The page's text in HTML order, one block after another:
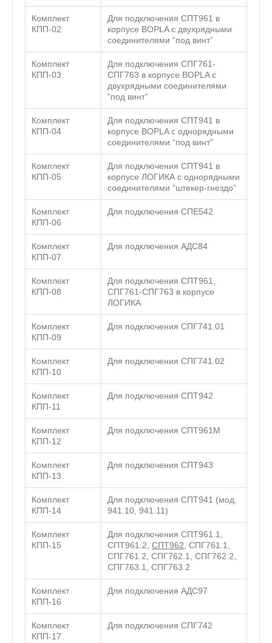
Комплект
КПП-02
Для подключения СПТ961 в
корпусе BOPLA с двухрядными
соединителями “под винт”
Комплект
КПП-03
Для подключения СПГ761-
СПГ763 в корпусе BOPLA с
двухрядными соединителями
“под винт”
Комплект
КПП-04
Для подключения СПТ941 в
корпусе BOPLA с однорядными
соединителями “под винт”
Комплект
КПП-05
Для подключения СПТ941 в
корпусе ЛОГИКА с однорядными
соединителями “штекер-гнездо”
Комплект
КПП-06
Для подключения СПЕ542
Комплект
КПП-07
Для подключения АДС84
Комплект
КПП-08
Для подключения СПТ961,
СПГ761-СПГ763 в корпусе
ЛОГИКА
Комплект
КПП-09
Для подключения СПГ741.01
Комплект
КПП-10
Для подключения СПГ741.02
Комплект
КПП-11
Для подключения СПТ942
Комплект
КПП-12
Для подключения СПТ961М
Комплект
КПП-13
Для подключения СПТ943
Комплект
КПП-14
Для подключения СПТ941 (мод.
941.10, 941.11)
Комплект
КПП-15
Для подключения СПТ961.1,
СПТ961.2, СПТ962 , СПГ761.1,
СПГ761.2, СПГ762.1, СПГ762.2,
СПГ763.1, СПГ763.2
Комплект
КПП-16
Для подключения АДС97
Комплект
КПП-17
Для подключения СПГ742